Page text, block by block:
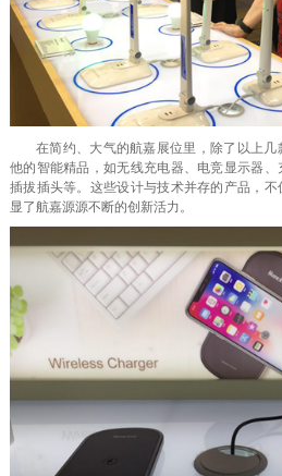
在简约、大气的航嘉展位里，除了以上
他的智能精品，如无线充电器、电竞显示器
插拔插头等。这些设计与技术并存的产品，
显了航嘉源源不断的创新活力。